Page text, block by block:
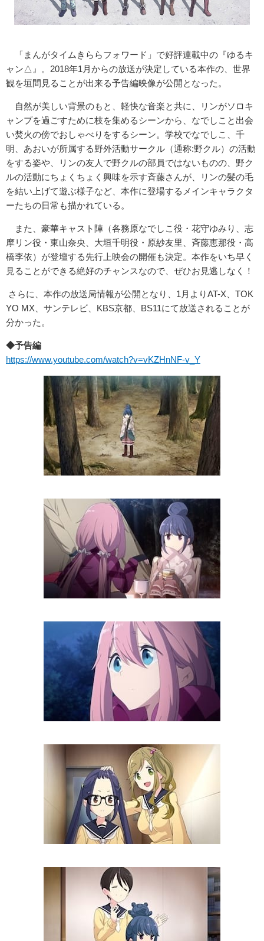
「まんがタイムきららフォワード」で好評連載中の『ゆるキ
ャン△』。2018年1月からの放送が決定している本作の、世界
観を垣間見ることが出来る予告編映像が公開となった。
自然が美しい背景のもと、軽快な音楽と共に、リンがソロキ
ャンプを過ごすために枝を集めるシーンから、なでしこと出会
い焚火の傍でおしゃべりをするシーン。学校でなでしこ、千
明、あおいが所属する野外活動サークル（通称:野クル）の活動
をする姿や、リンの友人で野クルの部員ではないものの、野ク
ルの活動にちょくちょく興味を示す斉藤さんが、リンの髪の毛
を結い上げて遊ぶ様子など、本作に登場するメインキャラクタ
ーたちの日常も描かれている。
また、豪華キャスト陣（各務原なでしこ役・花守ゆみり、志
摩リン役・東山奈央、大垣千明役・原紗友里、斉藤恵那役・高
橋李依）が登壇する先行上映会の開催も決定。本作をいち早く
見ることができる絶好のチャンスなので、ぜひお見逃しなく！
さらに、本作の放送局情報が公開となり、1月よりAT-X、TOK
YO MX、サンテレビ、KBS京都、BS11にて放送されることが
分かった。
◆予告編
https://www.youtube.com/watch?v=vKZHnNF-v_Y